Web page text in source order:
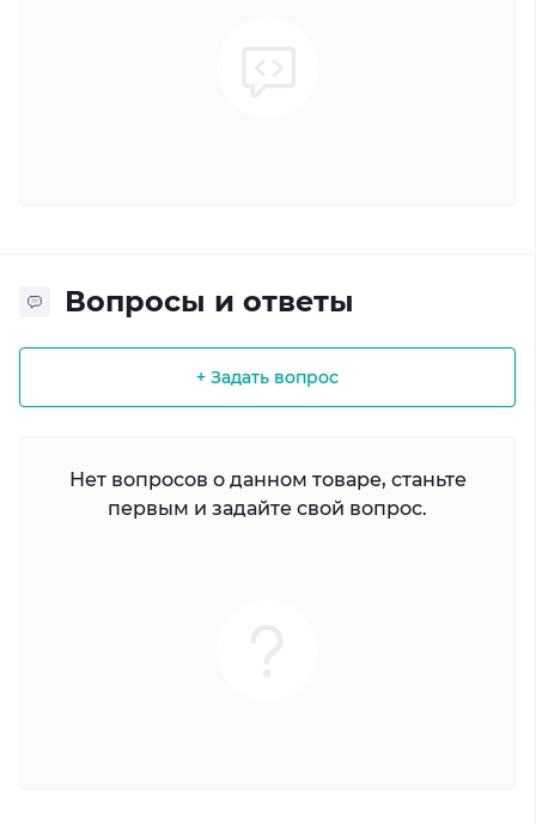
Вопросы и ответы
+ Задать вопрос
Нет вопросов о данном товаре, станьте
первым и задайте свой вопрос.